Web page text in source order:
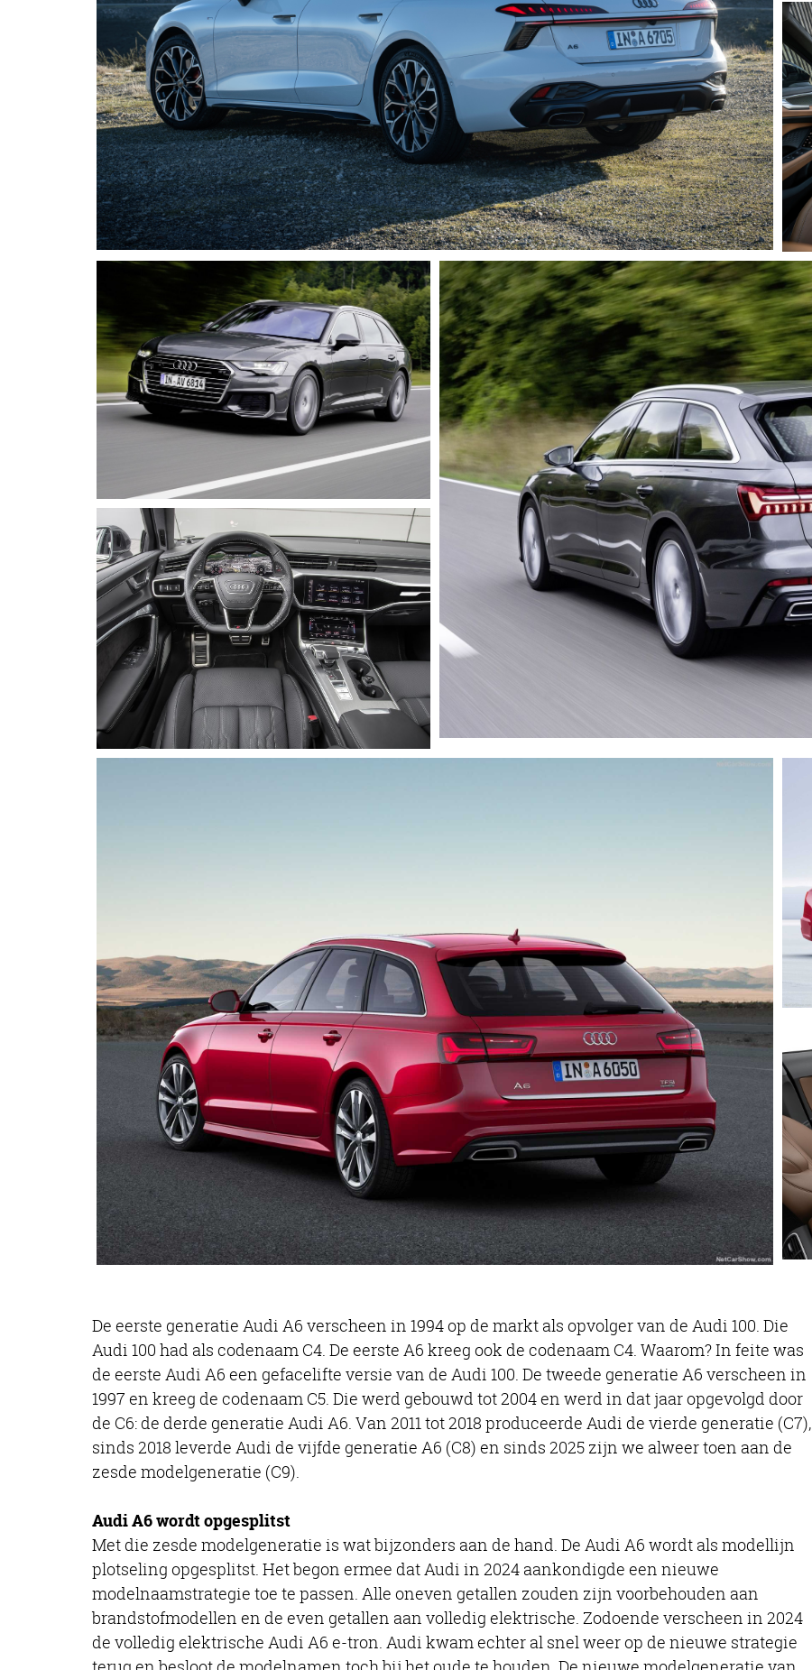
De eerste generatie Audi A6 verscheen in 1994 op de markt als opvolger van de Audi 100. Die
Audi 100 had als codenaam C4. De eerste A6 kreeg ook de codenaam C4. Waarom? In feite was
de eerste Audi A6 een gefacelifte versie van de Audi 100. De tweede generatie A6 verscheen in
1997 en kreeg de codenaam C5. Die werd gebouwd tot 2004 en werd in dat jaar opgevolgd door
de C6: de derde generatie Audi A6. Van 2011 tot 2018 produceerde Audi de vierde generatie (C7),
sinds 2018 leverde Audi de vijfde generatie A6 (C8) en sinds 2025 zijn we alweer toen aan de
zesde modelgeneratie (C9).
Audi A6 wordt opgesplitst
Met die zesde modelgeneratie is wat bijzonders aan de hand. De Audi A6 wordt als modellijn
plotseling opgesplitst. Het begon ermee dat Audi in 2024 aankondigde een nieuwe
modelnaamstrategie toe te passen. Alle oneven getallen zouden zijn voorbehouden aan
brandstofmodellen en de even getallen aan volledig elektrische. Zodoende verscheen in 2024
de volledig elektrische Audi A6 e-tron. Audi kwam echter al snel weer op de nieuwe strategie